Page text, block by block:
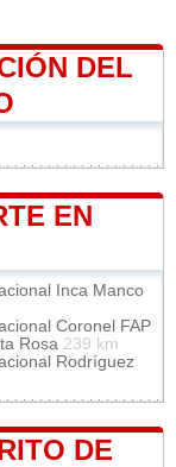
DEL
EN
Inca Manco
Coronel FAP
Rosa 239 km
Rodríguez
DE